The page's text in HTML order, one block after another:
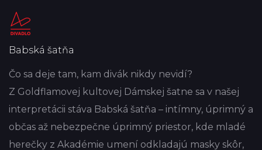
Babská šatňa
Čo sa deje tam, kam divák nikdy nevidí?
Z Goldflamovej kultovej Dámskej šatne sa v našej
interpretácii stáva Babská šatňa – intímny, úprimný a
občas až nebezpečne úprimný priestor, kde mladé
herečky z Akadémie umení odkladajú masky skôr,